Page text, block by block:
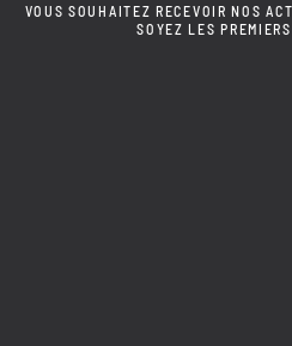
VOUS SOUHAITEZ RECEVOIR NOS
SOYEZ LES